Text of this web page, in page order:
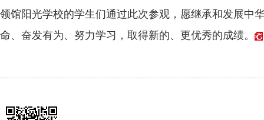
领馆阳光学校的学生们通过此次参观，愿继承和发展中
命、奋发有为、努力学习，取得新的、更优秀的成绩。